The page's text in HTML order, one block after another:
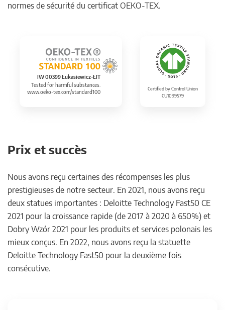
normes de sécurité du certificat OEKO-TEX.
IW 00399 Łukasiewicz-ŁIT
Tested for harmful substances.
www.oeko-tex.com/standard100
Certified by Control Union
CU1099579
Prix et succès
Nous avons reçu certaines des récompenses les plus
prestigieuses de notre secteur. En 2021, nous avons reçu
deux statues importantes : Deloitte Technology Fast50 CE
2021 pour la croissance rapide (de 2017 à 2020 à 650%) et
Dobry Wzór 2021 pour les produits et services polonais les
mieux conçus. En 2022, nous avons reçu la statuette
Deloitte Technology Fast50 pour la deuxième fois
consécutive.